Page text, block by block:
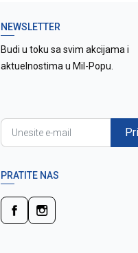
NEWSLETTER
Budi u toku sa svim akcijama i
aktuelnostima u Mil-Popu.
PRATITE NAS